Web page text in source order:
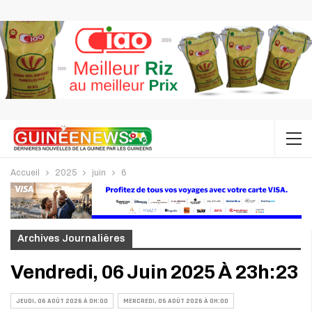
Accueil 2025 juin 6
Archives Journalières
Vendredi, 06 Juin 2025 À 23h:23
JEUDI, 06 AOÛT 2026 À 0H:00 MERCREDI, 05 AOÛT 2026 À 0H:00